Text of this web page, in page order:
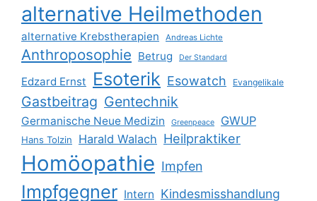
alternative Heilmethoden
alternative Krebstherapien Andreas Lichte
Anthroposophie Betrug Der Standard
Edzard Ernst Esoterik Esowatch Evangelikale
Gastbeitrag Gentechnik
Germanische Neue Medizin Greenpeace GWUP
Hans Tolzin Harald Walach Heilpraktiker
Homöopathie Impfen
Impfgegner Intern Kindesmisshandlung